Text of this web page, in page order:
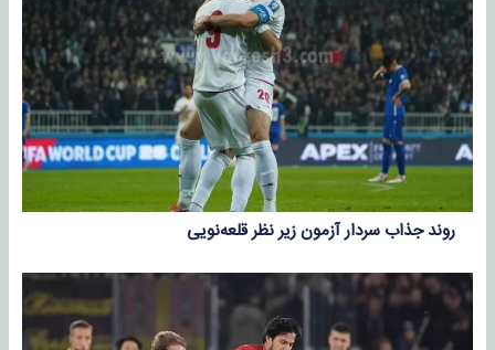
روند جذاب سردار آزمون زیر نظر قلعه‌نویی